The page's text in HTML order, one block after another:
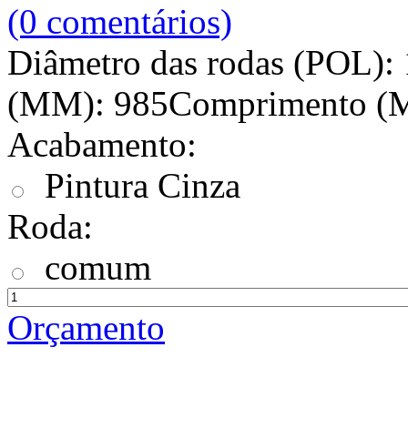
(0 comentários)
Diâmetro das rodas
(MM): 985Comprimento
Acabamento:
Pintura Cinza
Roda:
comum
Orçamento